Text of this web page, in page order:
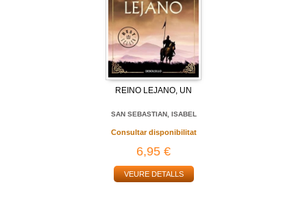
REINO LEJANO, UN
SAN SEBASTIAN, ISABEL
Consultar disponibilitat
6,95 €
VEURE DETALLS